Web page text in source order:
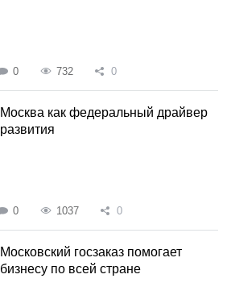
0 732 0
Москва как федеральный драйвер
развития
0 1037 0
Московский госзаказ помогает
бизнесу по всей стране